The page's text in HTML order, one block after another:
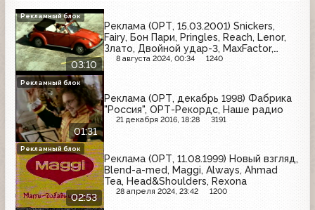
03:10
Реклама (ОРТ, 15.03.2001) Snickers,
Fairy, Бон Пари, Pringles, Reach, Lenor,
Злато, Двойной удар-3, MaxFactor,
Концерт Кристины Орбакайте
8 августа 2024, 00:34 1240
Рекламный блок
01:31
Реклама (ОРТ, декабрь 1998) Фабрика
"Россия", ОРТ-Рекордс, Наше радио
21 декабря 2016, 18:28 3191
Рекламный блок
02:53
Реклама (ОРТ, 11.08.1999) Новый взгляд,
Blend-a-med, Maggi, Always, Ahmad
Tea, Head&Shoulders, Rexona
28 апреля 2024, 23:42 1200
Рекламный блок